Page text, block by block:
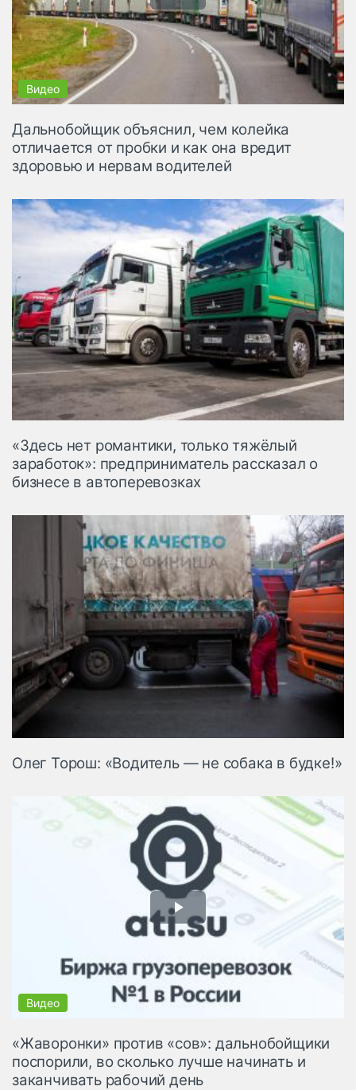
Дальнобойщик объяснил, чем колейка
отличается от пробки и как она вредит
здоровью и нервам водителей
«Здесь нет романтики, только тяжёлый
заработок»: предприниматель рассказал о
бизнесе в автоперевозках
Олег Торош: «Водитель — не собака в будке!»
«Жаворонки» против «сов»: дальнобойщики
поспорили, во сколько лучше начинать и
заканчивать рабочий день